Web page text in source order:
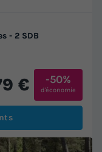
- 2 SDB
€ -50%
d'économie